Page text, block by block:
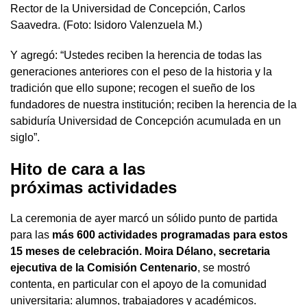
Rector de la Universidad de Concepción, Carlos
Saavedra. (Foto: Isidoro Valenzuela M.)
Y agregó: “Ustedes reciben la herencia de todas las
generaciones anteriores con el peso de la historia y la
tradición que ello supone; recogen el sueño de los
fundadores de nuestra institución; reciben la herencia de la
sabiduría Universidad de Concepción acumulada en un
siglo”.
Hito de cara a las
próximas actividades
La ceremonia de ayer marcó un sólido punto de partida
para las más 600 actividades programadas para estos
15 meses de celebración. Moira Délano, secretaria
ejecutiva de la Comisión Centenario, se mostró
contenta, en particular con el apoyo de la comunidad
universitaria: alumnos, trabajadores y académicos.